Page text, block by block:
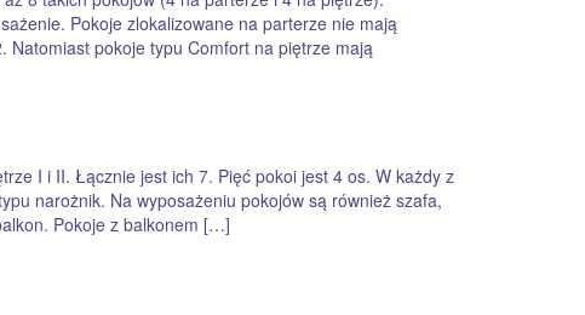
Pokoje zlokalizowane na parterze nie mają
pokoje typu Comfort na piętrze mają
I i II. Łącznie jest ich 7. Pięć pokoi jest 4 os. W każdy z
narożnik. Na wyposażeniu pokojów są również szafa,
Pokoje z balkonem […]